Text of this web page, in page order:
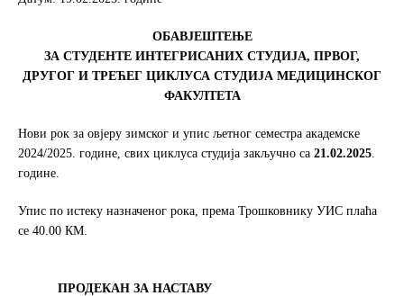
o
r
ОБАВЈЕШТЕЊЕ
ЗА СТУДЕНТЕ ИНТЕГРИСАНИХ СТУДИЈА, ПРВОГ,
ДРУГОГ И ТРЕЋЕГ ЦИКЛУСА СТУДИЈА МЕДИЦИНСКОГ
ФАКУЛТЕТА
Нови рок за овјеру зимског и упис љетног семестра академске
2024/2025. године, свих циклуса студија закључно са 21.02.2025.
године.
Упис по истеку назначеног рока, према Трошковнику УИС плаћа
се 40.00 КМ.
ПРОДЕКАН ЗА НАСТАВУ